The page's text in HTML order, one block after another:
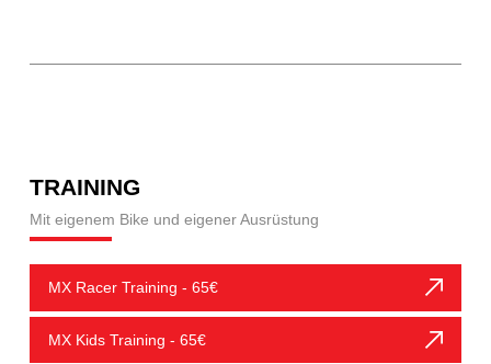
TRAINING
Mit eigenem Bike und eigener Ausrüstung
MX Racer Training - 65€
MX Kids Training - 65€